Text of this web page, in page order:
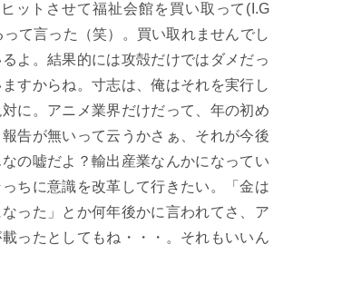
ットさせて福祉会館を買い取って(I.G
て言った（笑）。買い取れませんでし
よ。結果的には攻殻だけではダメだっ
すからね。寸志は、俺はそれを実行し
に。アニメ業界だけだって、年の初め
告が無いって云うかさぁ、それが今後
の嘘だよ？輸出産業なんかになってい
ちに意識を改革して行きたい。「金は
った」とか何年後かに言われてさ、ア
ったとしてもね・・・。それもいいん